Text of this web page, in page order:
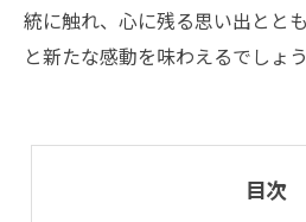
統に触れ、心に残る思い出とと
と新たな感動を味わえるでしょう
目次